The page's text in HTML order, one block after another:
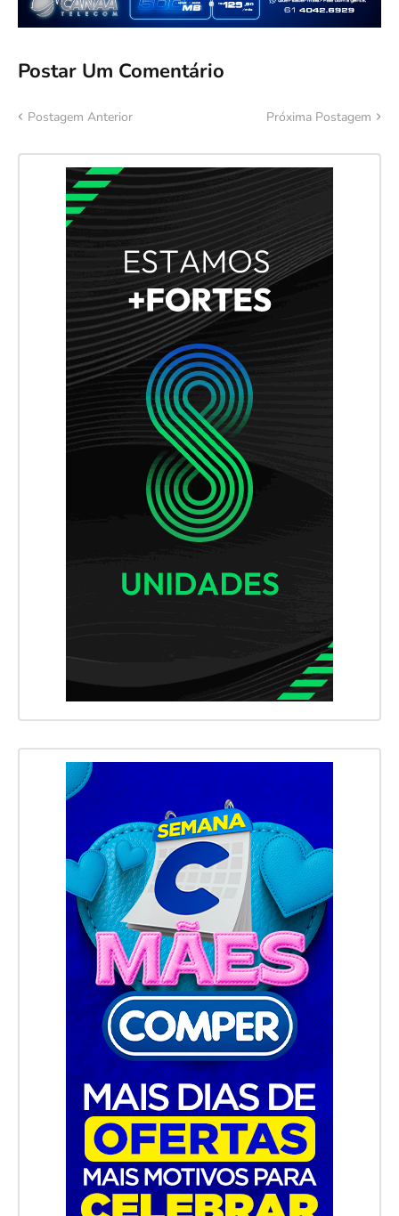
Postar Um Comentário
Postagem Anterior Próxima Postagem